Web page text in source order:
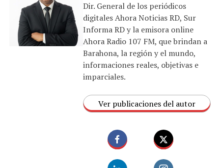
Dir. General de los periódicos
digitales Ahora Noticias RD, Sur
Informa RD y la emisora online
Ahora Radio 107 FM, que brindan a
Barahona, la región y el mundo,
informaciones reales, objetivas e
imparciales.
Ver publicaciones del autor